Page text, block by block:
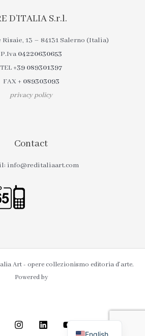
D’ITALIA S.r.l.
13 – 84131 Salerno (Italia)
P.Iva 04220630653
TEL+39 089301397
FAX+ 089303093
privacy policy
Contact
info@reditaliaart.com
Art - opere collezionismo editoria d'arte.
Powered by
English